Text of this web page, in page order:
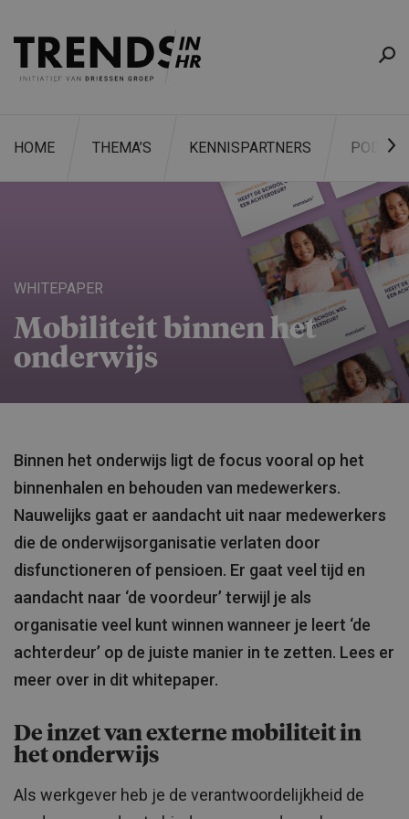
HOME THEMA’S KENNISPARTNERS
ZOEKEN
WHITEPAPER
Mobiliteit binnen het
onderwijs
Binnen het onderwijs ligt de focus vooral op het
binnenhalen en behouden van medewerkers.
Nauwelijks gaat er aandacht uit naar medewerkers
die de onderwijsorganisatie verlaten door
disfunctioneren of pensioen. Er gaat veel tijd en
aandacht naar ‘de voordeur’ terwijl je als
organisatie veel kunt winnen wanneer je leert ‘de
achterdeur’ op de juiste manier in te zetten. Lees er
meer over in dit whitepaper.
De inzet van externe mobiliteit in
het onderwijs
Als werkgever heb je de verantwoordelijkheid de